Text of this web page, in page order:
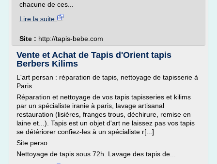
chacune de ces...
Lire la suite
Site : http://tapis-bebe.com
Vente et Achat de Tapis d'Orient tapis
Berbers Kilims
L'art persan : réparation de tapis, nettoyage de tapisserie à
Paris
Réparation et nettoyage de vos tapis tapisseries et kilims
par un spécialiste iranie à paris, lavage artisanal
restauration (lisières, franges trous, déchirure, remise en
laine et...). Tapis est un objet d'art ne laissez pas vos tapis
se détériorer confiez-les à un spécialiste r[...]
Site perso
Nettoyage de tapis sous 72h. Lavage des tapis de...